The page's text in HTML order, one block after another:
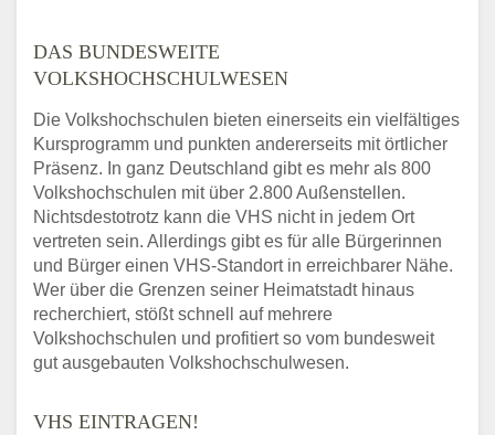
DAS BUNDESWEITE
VOLKSHOCHSCHULWESEN
Die Volkshochschulen bieten einerseits ein vielfältiges
Kursprogramm und punkten andererseits mit örtlicher
Präsenz. In ganz Deutschland gibt es mehr als 800
Volkshochschulen mit über 2.800 Außenstellen.
Nichtsdestotrotz kann die VHS nicht in jedem Ort
vertreten sein. Allerdings gibt es für alle Bürgerinnen
und Bürger einen VHS-Standort in erreichbarer Nähe.
Wer über die Grenzen seiner Heimatstadt hinaus
recherchiert, stößt schnell auf mehrere
Volkshochschulen und profitiert so vom bundesweit
gut ausgebauten Volkshochschulwesen.
VHS EINTRAGEN!